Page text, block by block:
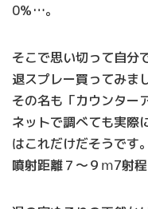
0％…。
そこで思い切って自分
退スプレー買ってみま
その名も「カウンター
ネットで調べても実際
はこれだけだそうです。
噴射距離７～９ⅿ7射程